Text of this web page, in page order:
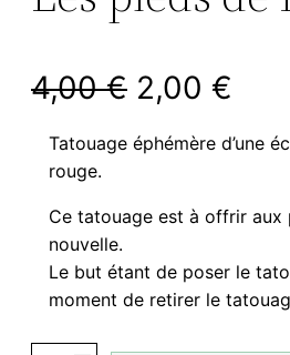
4,00€ L
e
r
i
2,00 €
e
r
i
Tatouage éphémère d’une
rouge.
Ce tatouage est à offrir
nouvelle.
Le but étant de poser le
moment de retirer le